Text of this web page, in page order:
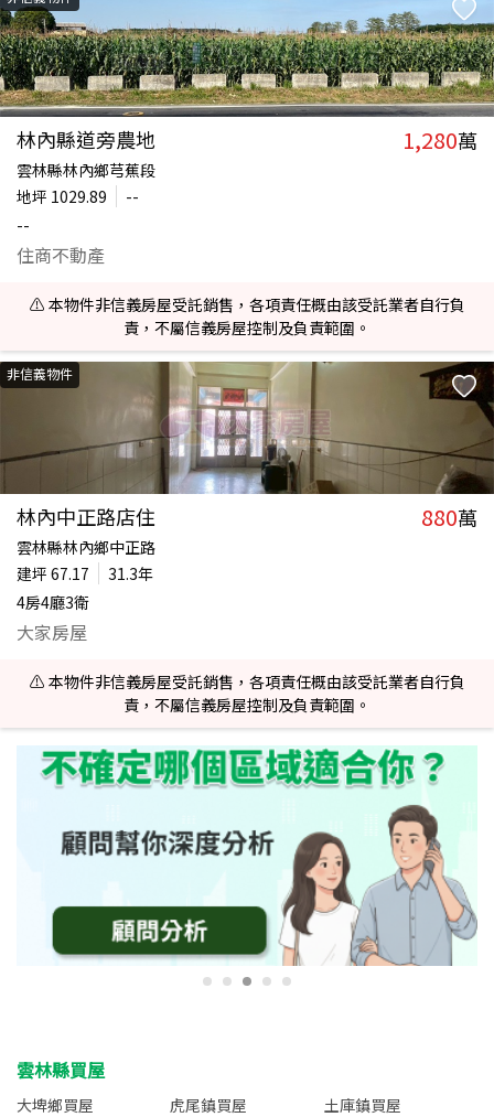
林內縣道旁農地 1,280萬
雲林縣林內鄉芎蕉段
地坪 1029.89
--
--
住商不動產
⚠️ 本物件非信義房屋受託銷售，各項責任概由該受託業者自行負
責，不屬信義房屋控制及負責範圍。
非信義物件
林內中正路店住 880萬
雲林縣林內鄉中正路
建坪 67.17
31.3年
4房4廳3衛
大家房屋
⚠️ 本物件非信義房屋受託銷售，各項責任概由該受託業者自行負
責，不屬信義房屋控制及負責範圍。
雲林縣買屋
大埤鄉買屋 虎尾鎮買屋
土庫鎮買屋